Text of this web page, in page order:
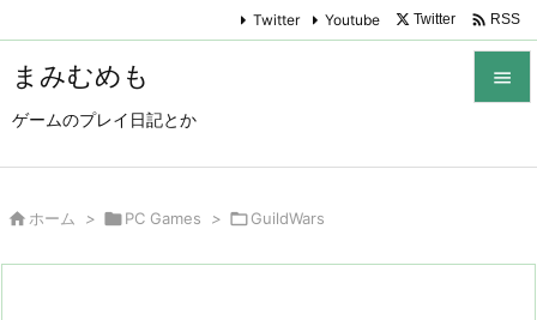
まみむめも
ゲームのプレイ日記とか

Twitter Youtube Twitter  RSS
 ホーム > PC Games > GuildWars